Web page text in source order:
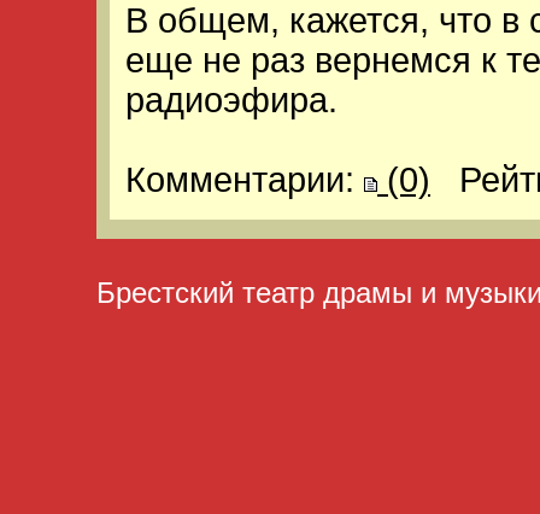
В общем, кажется, что
еще не раз вернемся к
радиоэфира.
Комментарии: (0)
Брестский театр драмы и